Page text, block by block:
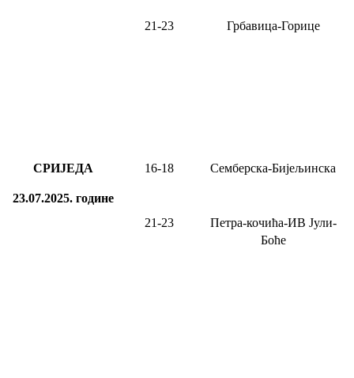
21-23 Грбавица-Горице
СРИЈЕДА
23.07.2025. године
16-18 Семберска-Бијељинска
21-23
Петра-кочића-ИВ Јули-
Боће